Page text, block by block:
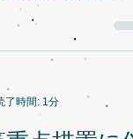
供は終日自粛させて
3/7（月）～
12:00～16:00...
了時間: 1分